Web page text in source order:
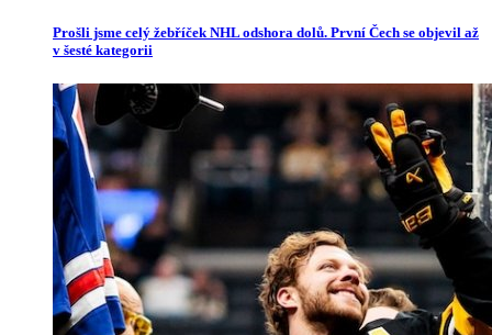
Prošli jsme celý žebříček NHL odshora dolů. První Čech se objevil až
v šesté kategorii